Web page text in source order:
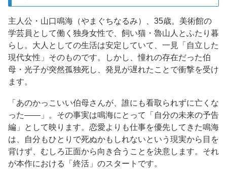
主人公・山口鳴海（やまぐちなるみ）、35歳。美術館の
学芸員として働く独身女性で、飼い猫・魯山人とふたり暮
らし。大人としての生活は安定していて、一見「自立した
現代女性」そのものです。しかし、憧れの存在だった伯
母・光子が突然孤独死し、発見が遅れたことで衝撃を受け
ます。
「あのかっこいい伯母さんが、誰にも看取られずに亡くな
った——」。その事実は鳴海にとって「自分の未来の予告
編」として映ります。恋愛よりも仕事を優先してきた鳴海
は、自分もひとりで死ぬかもしれないという現実から目を
背けず、むしろ正面から向き合うことを決意します。それ
が本作における「終活」のスタートです。